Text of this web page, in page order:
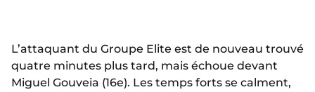
L’attaquant du Groupe Elite est de nouveau trouvé
quatre minutes plus tard, mais échoue devant
Miguel Gouveia (16e). Les temps forts se calment,